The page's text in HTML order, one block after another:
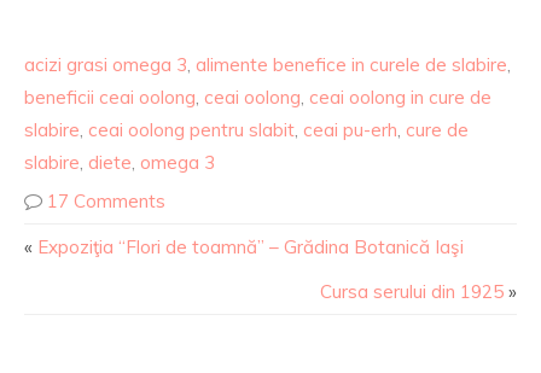
acizi grasi omega 3, alimente benefice in curele de slabire,
beneficii ceai oolong, ceai oolong, ceai oolong in cure de
slabire, ceai oolong pentru slabit, ceai pu-erh, cure de
slabire, diete, omega 3
17 Comments
« Expoziţia “Flori de toamnă” – Grădina Botanică Iaşi
Cursa serului din 1925 »